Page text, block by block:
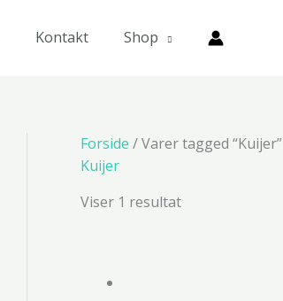
Kontakt Shop
Forside / Varer tagged “Kuijer”
Kuijer
Viser 1 resultat